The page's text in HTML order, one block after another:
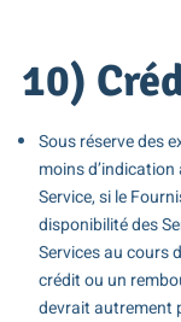
10)
Sous réserve des
moins
Service, si le
disponibilité des
Services au cours
crédit ou un
devrait autrement